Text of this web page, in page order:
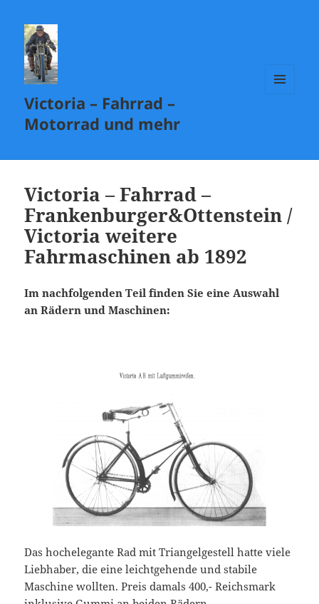
Victoria – Fahrrad –
Motorrad und mehr
Victoria – Fahrrad –
Frankenburger&Ottenstein /
Victoria weitere
Fahrmaschinen ab 1892
Im nachfolgenden Teil finden Sie eine Auswahl
an Rädern und Maschinen:
Das hochelegante Rad mit Triangelgestell hatte viele
Liebhaber, die eine leichtgehende und stabile
Maschine wollten. Preis damals 400,- Reichsmark